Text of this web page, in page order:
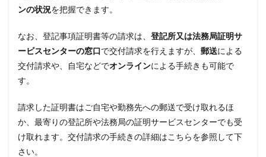
ンの状況を把握できます。
なお、登記事項証明書等の請求は、 登記所又は法務局証明サ
ービスセンターの窓口で交付請求を行えますが、 郵送による
交付請求や、自宅などでオンラインによる手続きも可能で
す。
請求した証明書はご自宅や勤務先への郵送で受け取れるほ
か、最寄りの登記所や法務局の証明サービスセンターでも受
け取れます。交付請求の手続きの詳細はこちらを参照して下
さい。